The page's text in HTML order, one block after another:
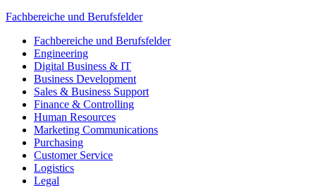
Fachbereiche und Berufsfelder
Fachbereiche und Berufsfelder
Engineering
Digital Business & IT
Business Development
Sales & Business Support
Finance & Controlling
Human Resources
Marketing Communications
Purchasing
Customer Service
Logistics
Legal